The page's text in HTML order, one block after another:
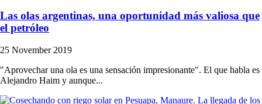
Las olas argentinas, una oportunidad más valiosa que
el petróleo
25 November 2019
"Aprovechar una ola es una sensación impresionante". El que habla es
Alejandro Haim y aunque...